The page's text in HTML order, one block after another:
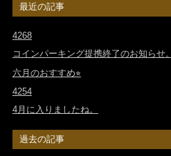
最近の記事
4268
コインパーキング提携終了のお知らせ。
六月のおすすめ⭐︎
4254
4月に入りましたね。
過去の記事